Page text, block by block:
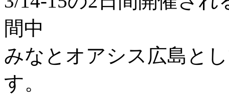
間中
みなとオアシス広島と
す。